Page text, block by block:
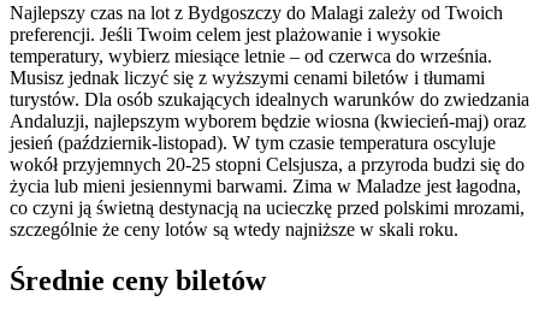
Najlepszy czas na lot z Bydgoszczy do Malagi zależy od Twoich
preferencji. Jeśli Twoim celem jest plażowanie i wysokie
temperatury, wybierz miesiące letnie – od czerwca do września.
Musisz jednak liczyć się z wyższymi cenami biletów i tłumami
turystów. Dla osób szukających idealnych warunków do zwiedzania
Andaluzji, najlepszym wyborem będzie wiosna (kwiecień-maj) oraz
jesień (październik-listopad). W tym czasie temperatura oscyluje
wokół przyjemnych 20-25 stopni Celsjusza, a przyroda budzi się do
życia lub mieni jesiennymi barwami. Zima w Maladze jest łagodna,
co czyni ją świetną destynacją na ucieczkę przed polskimi mrozami,
szczególnie że ceny lotów są wtedy najniższe w skali roku.
Średnie ceny biletów